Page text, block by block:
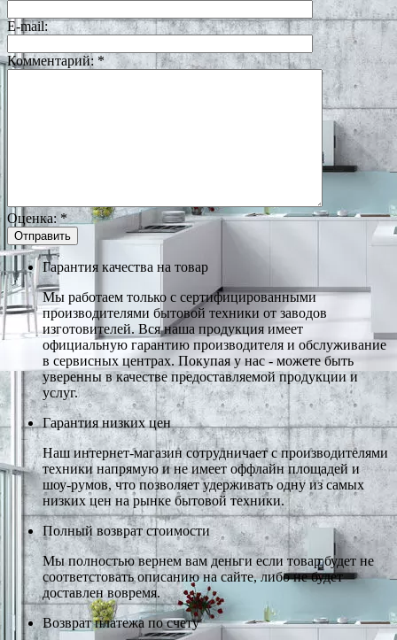
E-mail:
Комментарий:*
Оценка: *
Гарантия качества на товар
Мы работаем только с сертифицированными
производителями бытовой техники от заводов
изготовителей. Вся наша продукция имеет
официальную гарантию производителя и обслуживание
в сервисных центрах. Покупая у нас - можете быть
уверенны в качестве предоставляемой продукции и
услуг.
Гарантия низких цен
Наш интернет-магазин сотрудничает с производителями
техники напрямую и не имеет оффлайн площадей и
шоу-румов, что позволяет удерживать одну из самых
низких цен на рынке бытовой техники.
Полный возврат стоимости
Мы полностью вернем вам деньги если товар будет не
соответстовать описанию на сайте, либо не будет
доставлен вовремя.
Возврат платежа по счету